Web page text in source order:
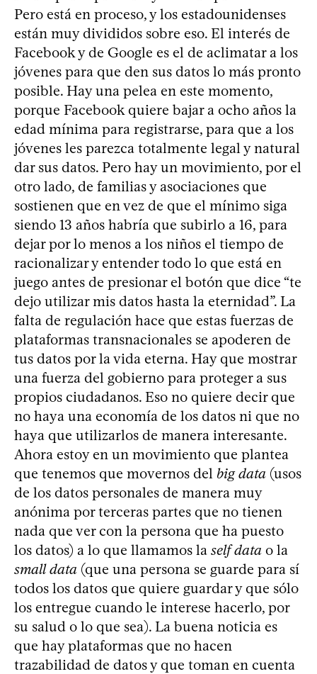
Pero está en proceso, y los estadounidenses
están muy divididos sobre eso. El interés de
Facebook y de Google es el de aclimatar a los
jóvenes para que den sus datos lo más pronto
posible. Hay una pelea en este momento,
porque Facebook quiere bajar a ocho años la
edad mínima para registrarse, para que a los
jóvenes les parezca totalmente legal y natural
dar sus datos. Pero hay un movimiento, por el
otro lado, de familias y asociaciones que
sostienen que en vez de que el mínimo siga
siendo 13 años habría que subirlo a 16, para
dejar por lo menos a los niños el tiempo de
racionalizar y entender todo lo que está en
juego antes de presionar el botón que dice “te
dejo utilizar mis datos hasta la eternidad”. La
falta de regulación hace que estas fuerzas de
plataformas transnacionales se apoderen de
tus datos por la vida eterna. Hay que mostrar
una fuerza del gobierno para proteger a sus
propios ciudadanos. Eso no quiere decir que
no haya una economía de los datos ni que no
haya que utilizarlos de manera interesante.
Ahora estoy en un movimiento que plantea
que tenemos que movernos del big data (usos
de los datos personales de manera muy
anónima por terceras partes que no tienen
nada que ver con la persona que ha puesto
los datos) a lo que llamamos la self data o la
small data (que una persona se guarde para sí
todos los datos que quiere guardar y que sólo
los entregue cuando le interese hacerlo, por
su salud o lo que sea). La buena noticia es
que hay plataformas que no hacen
trazabilidad de datos y que toman en cuenta